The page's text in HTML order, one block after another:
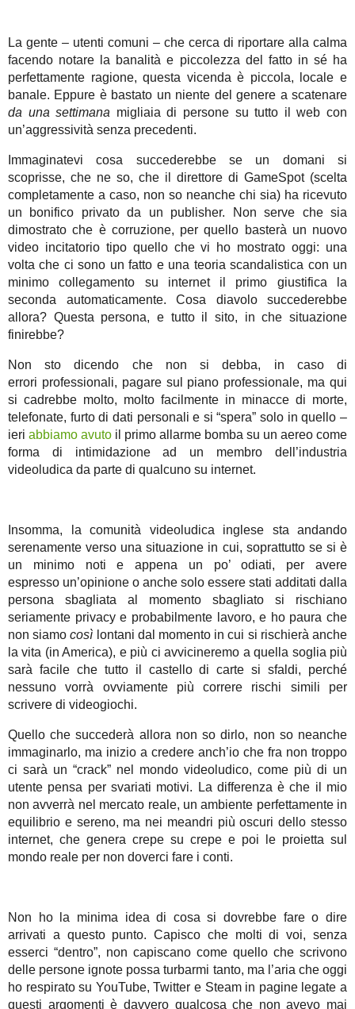
La gente – utenti comuni – che cerca di riportare alla calma
facendo notare la banalità e piccolezza del fatto in sé ha
perfettamente ragione, questa vicenda è piccola, locale e
banale. Eppure è bastato un niente del genere a scatenare
da una settimana migliaia di persone su tutto il web con
un’aggressività senza precedenti.
Immaginatevi cosa succederebbe se un domani si
scoprisse, che ne so, che il direttore di GameSpot (scelta
completamente a caso, non so neanche chi sia) ha ricevuto
un bonifico privato da un publisher. Non serve che sia
dimostrato che è corruzione, per quello basterà un nuovo
video incitatorio tipo quello che vi ho mostrato oggi: una
volta che ci sono un fatto e una teoria scandalistica con un
minimo collegamento su internet il primo giustifica la
seconda automaticamente. Cosa diavolo succederebbe
allora? Questa persona, e tutto il sito, in che situazione
finirebbe?
Non sto dicendo che non si debba, in caso di
errori professionali, pagare sul piano professionale, ma qui
si cadrebbe molto, molto facilmente in minacce di morte,
telefonate, furto di dati personali e si “spera” solo in quello –
ieri abbiamo avuto il primo allarme bomba su un aereo come
forma di intimidazione ad un membro dell’industria
videoludica da parte di qualcuno su internet.
Insomma, la comunità videoludica inglese sta andando
serenamente verso una situazione in cui, soprattutto se si è
un minimo noti e appena un po’ odiati, per avere
espresso un’opinione o anche solo essere stati additati dalla
persona sbagliata al momento sbagliato si rischiano
seriamente privacy e probabilmente lavoro, e ho paura che
non siamocosì lontani dal momento in cui si rischierà anche
la vita (in America), e più ci avvicineremo a quella soglia più
sarà facile che tutto il castello di carte si sfaldi, perché
nessuno vorrà ovviamente più correre rischi simili per
scrivere di videogiochi.
Quello che succederà allora non so dirlo, non so neanche
immaginarlo, ma inizio a credere anch’io che fra non troppo
ci sarà un “crack” nel mondo videoludico, come più di un
utente pensa per svariati motivi. La differenza è che il mio
non avverrà nel mercato reale, un ambiente perfettamente in
equilibrio e sereno, ma nei meandri più oscuri dello stesso
internet, che genera crepe su crepe e poi le proietta sul
mondo reale per non doverci fare i conti.
Non ho la minima idea di cosa si dovrebbe fare o dire
arrivati a questo punto. Capisco che molti di voi, senza
esserci “dentro”, non capiscano come quello che scrivono
delle persone ignote possa turbarmi tanto, ma l’aria che oggi
ho respirato su YouTube, Twitter e Steam in pagine legate a
questi argomenti è davvero qualcosa che non avevo mai